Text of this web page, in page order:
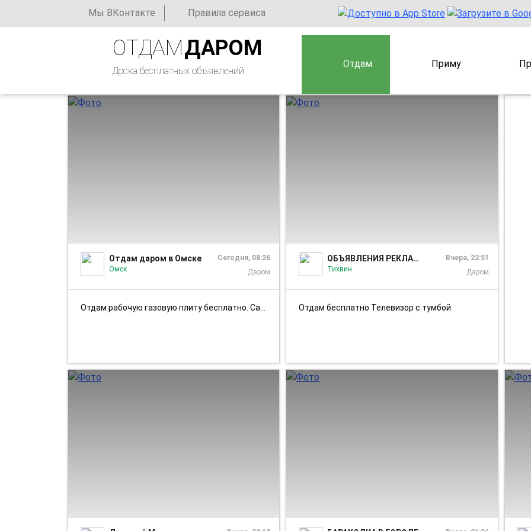
Мы ВКонтакте Правила сервиса
ОТДАМДАРОМ
Доска бесплатных объявлений
Отдам Приму
Отдам даром в Омске
Омск
Сегодня, 08:26
Даром
Отдам рабочую газовую плиту бесплатно. Самовынос, самовывоз. Левый бер...
ОБЪЯВЛЕНИЯ РЕКЛАМА. КУПИ-ПРОДАЙ. ТИХВИН
Тихвин
Вчера, 22:51
Даром
Отдам бесплатно Телевизор с тумбой